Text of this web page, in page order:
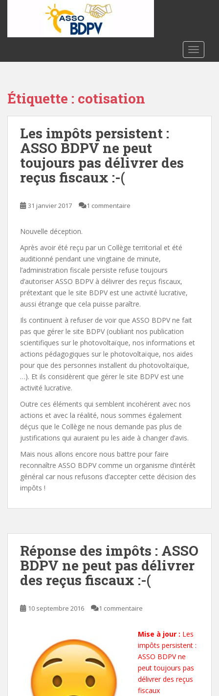
o
Étiquette : cotisation
Les impôts persistent :
ASSO BDPV ne peut
toujours pas délivrer des
reçus fiscaux :-(
31 janvier 2017 1 commentaire
Nouvelle déception.
Après avoir été reçu par un Collège territorial et été
auditionné pendant une vingtaine de minute,
l’administration fiscale persiste refuse toujours
d’autoriser ASSO BDPV à délivrer des reçus fiscaux,
prétextant que le site BDPV est une activité lucrative,
aussi étrange que cela puisse paraître.
Ils continuent à refuser de voir que ASSO BDPV ne fait
pas que gérer le site BDPV (oubliant nos publication
scientifiques sur le photovoltaïque, nos informations et
actions pédagogiques sur le photovoltaïque, nos aides
pour que des personnes installent du photovoltaïque,
…). Et ils considèrent que gérer le site BDPV est une
activité lucrative.
Outre ces éléments qui semblent incohérent avec nos
actions et avec la réalité, nous sommes également
déçus que le Collège ne nous demande pas plus de
justifications qui auraient pu les aide à changer d’avis.
Mais nous allons encore nous battre pour faire
reconnaître ASSO BDPV comme un organisme d’intérêt
général car nous refusons d’accepter cette décision des
impôts !
Réponse des impôts : ASSO
BDPV ne peut pas délivrer
des reçus fiscaux :-(
10 septembre 2016 1 commentaire
Mise à jour : Les
impôts persistent :
ASSO BDPV ne
peut toujours pas
délivrer des reçus
fiscaux